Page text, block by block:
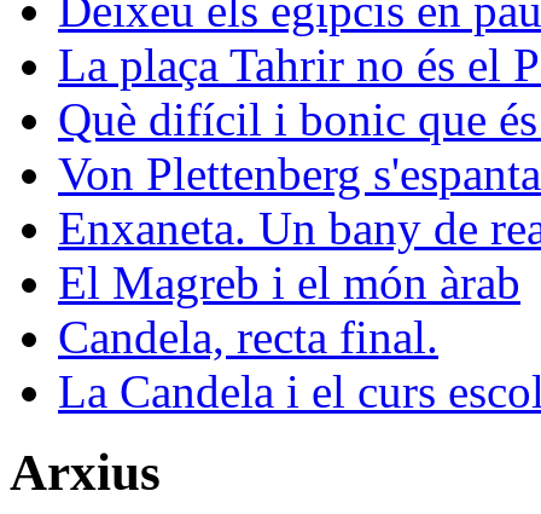
Deixeu els egipcis en
La plaça Tahrir no és el
Què difícil i bonic que és
Von Plettenberg s'espanta
Enxaneta. Un bany de
El Magreb i el món àrab
Candela, recta final.
La Candela i el curs
Arxius